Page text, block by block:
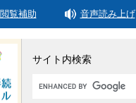
閲覧補助 音声読み上げ
サイト内検索
Google